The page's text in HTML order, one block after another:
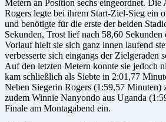
Metern an Position sechs eingeordnet. Die
Rogers legte bei ihrem Start-Ziel-Sieg ein
und benötigte für die erste der beiden
Sekunden, Trost lief nach 58,60
Vorlauf hielt sie sich ganz innen laufend
verbesserte sich eingangs der Zielgeraden
Auf den letzten Metern konnte sie jedoch
kam schließlich als Siebte in 2:01,77
Neben Siegerin Rogers (1:59,57 Minuten)
zudem Winnie Nanyondo aus Uganda
Finale am Montagabend ein.